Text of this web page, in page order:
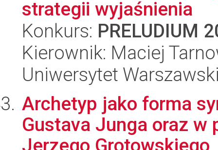
strategii wyjaśnienia
Konkurs: PRELUDIUM
Kierownik: Maciej
Uniwersytet
Archetyp jako forma
Gustava Junga oraz
Jerzego Grotowskiego